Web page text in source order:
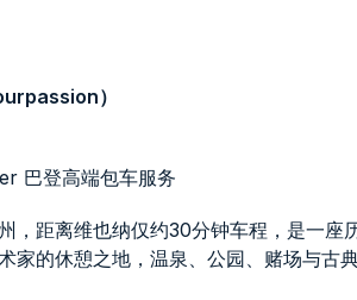
）
巴登高端包车服务
，距离维也纳仅约30分钟车程，是一座
家的休憩之地，温泉、公园、赌场与古